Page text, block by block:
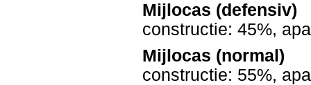
Mijlocas (defensiv)
constructie: 45%,
Mijlocas (normal)
constructie: 55%,